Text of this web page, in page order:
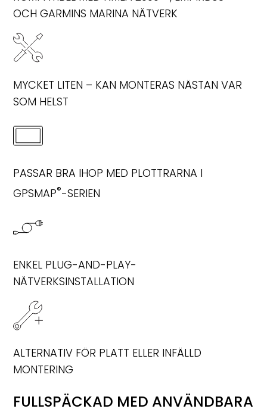
OCH GARMINS MARINA NÄTVERK
MYCKET LITEN – KAN MONTERAS NÄSTAN VAR
SOM HELST
PASSAR BRA IHOP MED PLOTTRARNA I
GPSMAP®-SERIEN
ENKEL PLUG-AND-PLAY-
NÄTVERKSINSTALLATION
ALTERNATIV FÖR PLATT ELLER INFÄLLD
MONTERING
FULLSPÄCKAD MED ANVÄNDBARA